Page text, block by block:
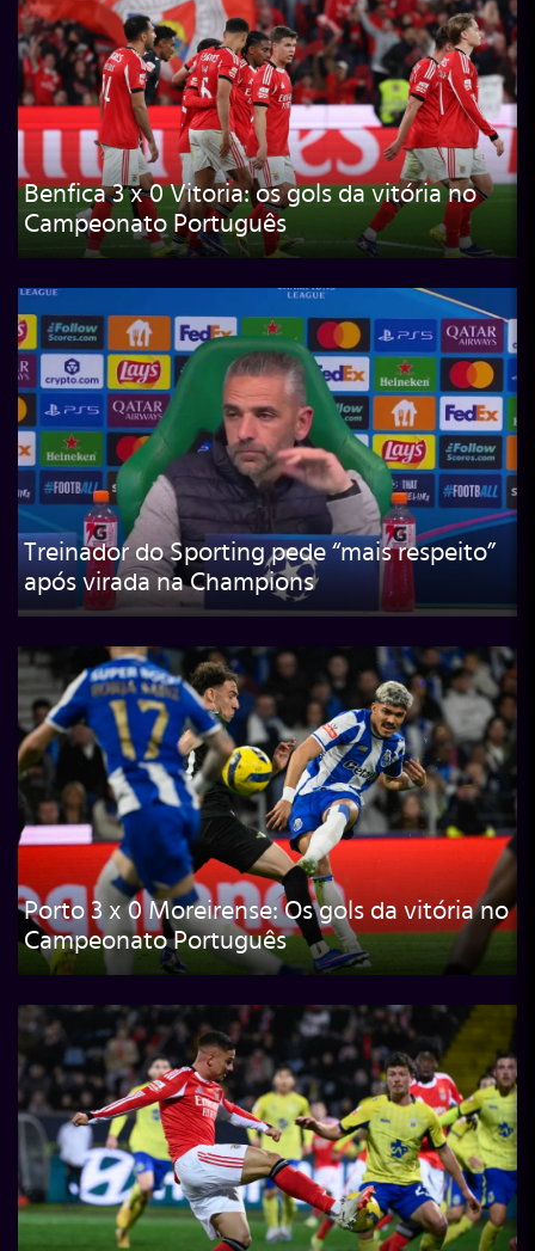
Benfica 3 x 0 Vitoria: os gols da vitória no
Campeonato Português
Treinador do Sporting pede “mais respeito”
após virada na Champions
Porto 3 x 0 Moreirense: Os gols da vitória no
Campeonato Português